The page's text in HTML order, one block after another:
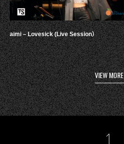
aimi – Lovesick (Live Session）
VIEW MORE